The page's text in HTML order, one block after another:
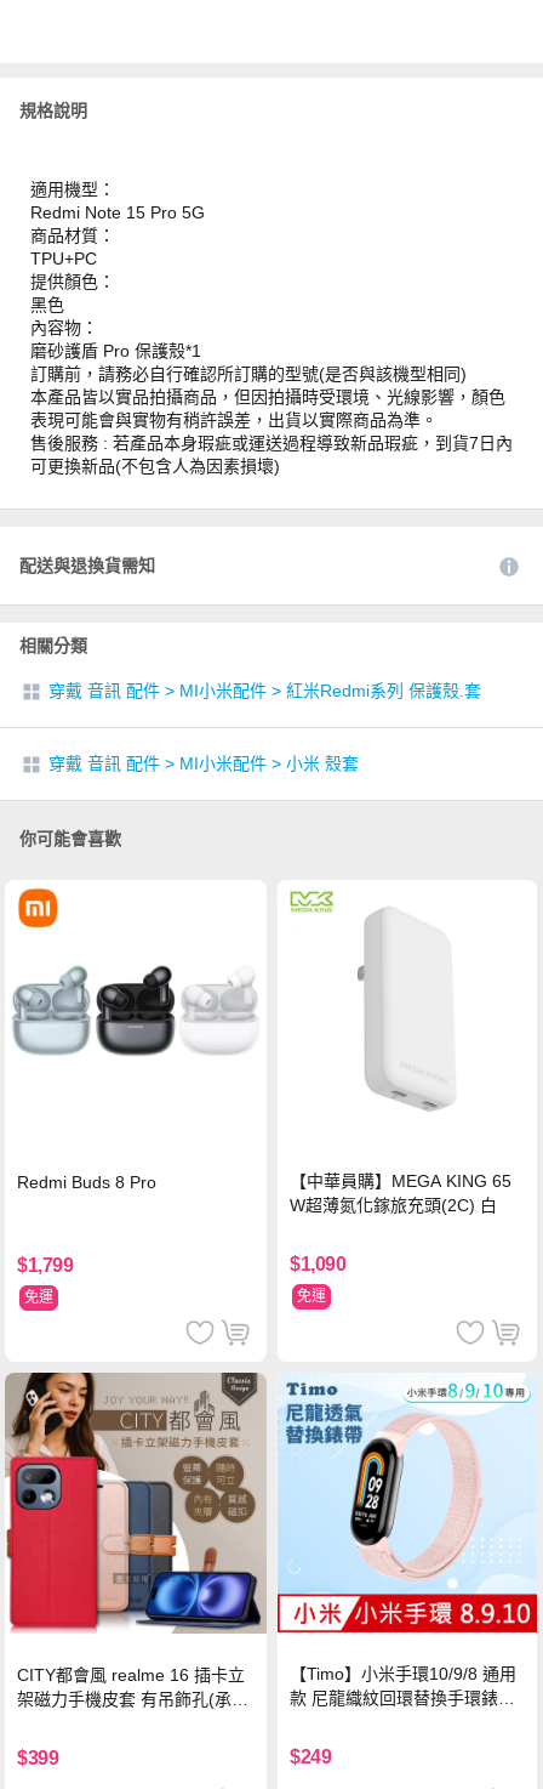
規格說明
適用機型：
Redmi Note 15 Pro 5G
商品材質：
TPU+PC
提供顏色：
黑色
內容物：
磨砂護盾 Pro 保護殼*1
訂購前，請務必自行確認所訂購的型號(是否與該機型相同)
本產品皆以實品拍攝商品，但因拍攝時受環境、光線影響，顏色
表現可能會與實物有稍許誤差，出貨以實際商品為準。
售後服務 : 若產品本身瑕疵或運送過程導致新品瑕疵，到貨7日內
可更換新品(不包含人為因素損壞)
配送與退換貨需知
相關分類
穿戴 音訊 配件 > MI小米配件 > 紅米Redmi系列 保護殼.套
穿戴 音訊 配件 > MI小米配件 > 小米 殼套
你可能會喜歡
Redmi Buds 8 Pro
$1,799
免運
【中華員購】MEGA KING 65
W超薄氮化鎵旅充頭(2C) 白
$1,090
免運
CITY都會風 realme 16 插卡立
架磁力手機皮套 有吊飾孔(承諾
$399
【Timo】小米手環10/9/8 通用
款 尼龍織紋回環替換手環錶帶-
$249